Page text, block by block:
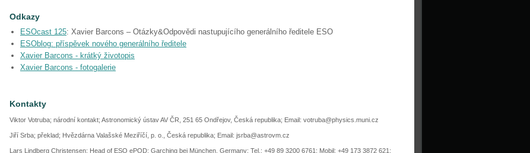
Odkazy
ESOcast 125: Xavier Barcons – Otázky&Odpovědi nastupujícího generálního ředitele ESO
ESOblog: příspěvek nového generálního ředitele
Xavier Barcons - krátký životopis
Xavier Barcons - fotogalerie
Kontakty
Viktor Votruba; národní kontakt; Astronomický ústav AV ČR, 251 65 Ondřejov, Česká republika; Email: votruba@physics.muni.cz
Jiří Srba; překlad; Hvězdárna Valašské Meziříčí, p. o., Česká republika; Email: jsrba@astrovm.cz
Lars Lindberg Christensen; Head of ESO ePOD; Garching bei München, Germany; Tel.: +49 89 3200 6761; Mobil: +49 173 3872 621;